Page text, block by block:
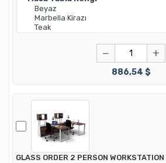
− +
886,54 $
GLASS ORDER 2 PERSON WORKSTATION